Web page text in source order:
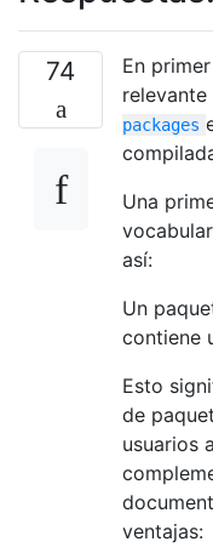
74
En
packages
Una
así:
Un
contiene
Esto
de
usuarios
ventajas: